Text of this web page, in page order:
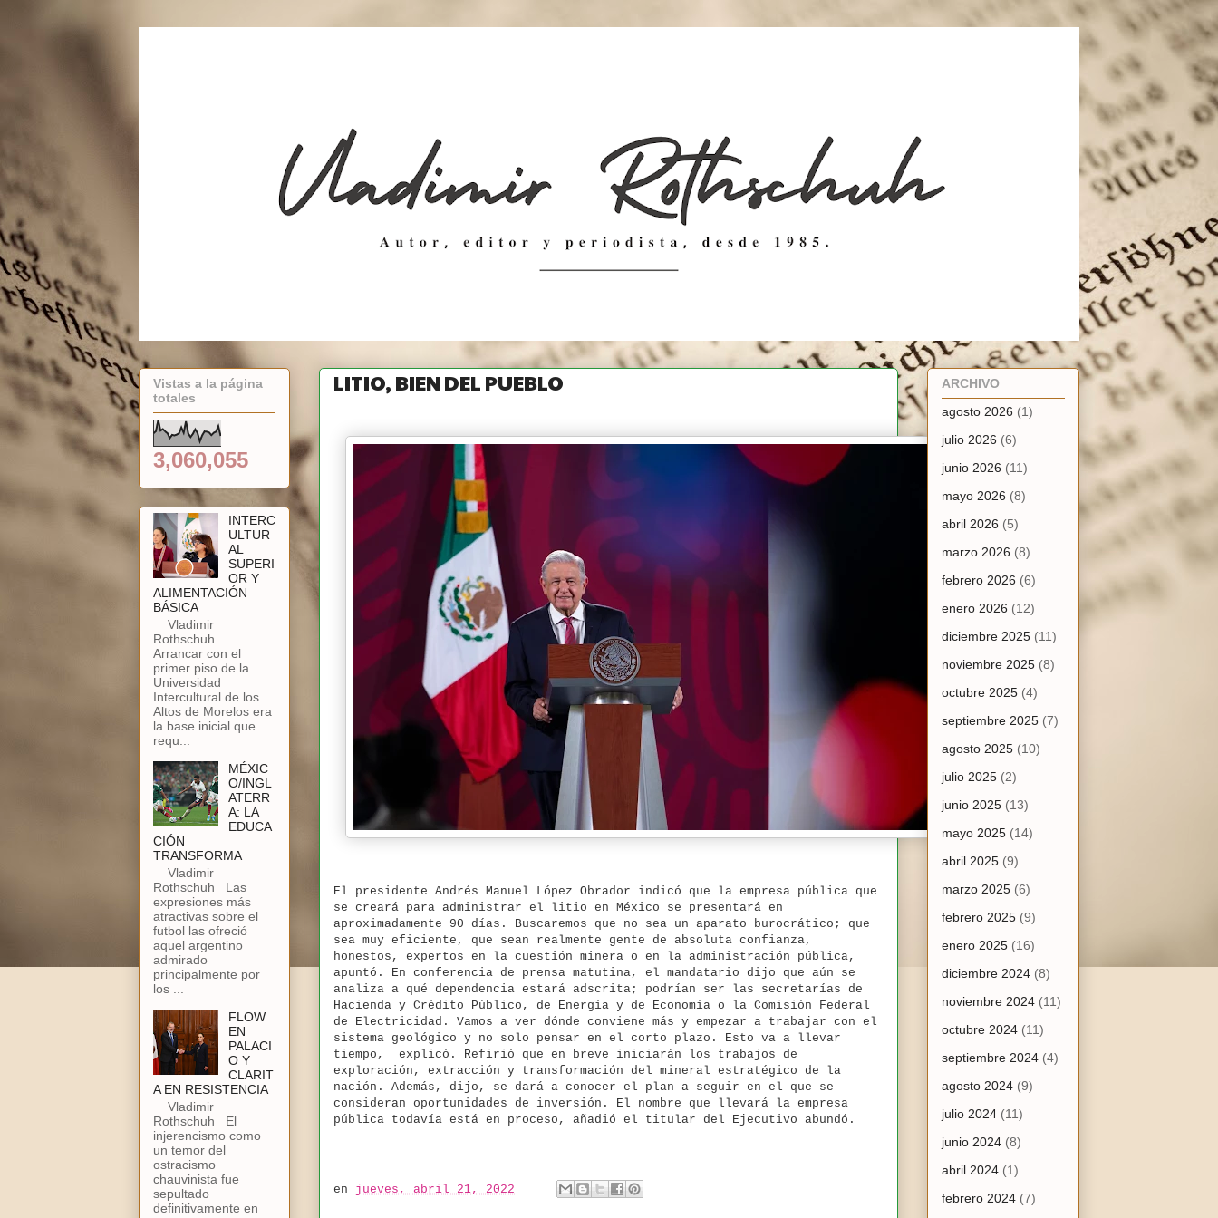
LITIO, BIEN DEL PUEBLO
El presidente Andrés Manuel López Obrador indicó que la empresa pública que
se creará para administrar el litio en México se presentará en
aproximadamente 90 días. Buscaremos que no sea un aparato burocrático; que
sea muy eficiente, que sean realmente gente de absoluta confianza,
honestos, expertos en la cuestión minera o en la administración pública,
apuntó. En conferencia de prensa matutina, el mandatario dijo que aún se
analiza a qué dependencia estará adscrita; podrían ser las secretarías de
Hacienda y Crédito Público, de Energía y de Economía o la Comisión Federal
de Electricidad. Vamos a ver dónde conviene más y empezar a trabajar con el
sistema geológico y no solo pensar en el corto plazo. Esto va a llevar
tiempo, explicó. Refirió que en breve iniciarán los trabajos de
exploración, extracción y transformación del mineral estratégico de la
nación. Además, dijo, se dará a conocer el plan a seguir en el que se
consideran oportunidades de inversión. El nombre que llevará la empresa
pública todavía está en proceso, añadió el titular del Ejecutivo abundó.
en jueves, abril 21, 2022
Vistas a la página
totales
3,060,055
INTERC
ULTUR
AL
SUPERI
OR Y
ALIMENTACIÓN
BÁSICA
Vladimir
Rothschuh
Arrancar con el
primer piso de la
Universidad
Intercultural de los
Altos de Morelos era
la base inicial que
requ...
MÉXIC
O/INGL
ATERR
A: LA
EDUCA
CIÓN
TRANSFORMA
Vladimir
Rothschuh Las
expresiones más
atractivas sobre el
futbol las ofreció
aquel argentino
admirado
principalmente por
los ...
FLOW
EN
PALACI
O Y
CLARIT
A EN RESISTENCIA
Vladimir
Rothschuh El
injerencismo como
un temor del
ostracismo
chauvinista fue
sepultado
definitivamente en
ARCHIVO
agosto 2026 (1)
julio 2026 (6)
junio 2026 (11)
mayo 2026 (8)
abril 2026 (5)
marzo 2026 (8)
febrero 2026 (6)
enero 2026 (12)
diciembre 2025 (11)
noviembre 2025 (8)
octubre 2025 (4)
septiembre 2025 (7)
agosto 2025 (10)
julio 2025 (2)
junio 2025 (13)
mayo 2025 (14)
abril 2025 (9)
marzo 2025 (6)
febrero 2025 (9)
enero 2025 (16)
diciembre 2024 (8)
noviembre 2024 (11)
octubre 2024 (11)
septiembre 2024 (4)
agosto 2024 (9)
julio 2024 (11)
junio 2024 (8)
abril 2024 (1)
febrero 2024 (7)